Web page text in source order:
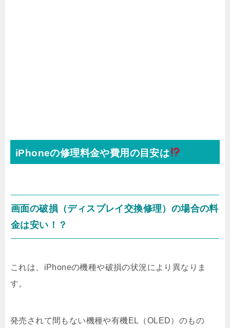
iPhoneの修理料金や費用の目安は
画面の破損（ディスプレイ交換修理）の場合の料
金は安い！？
これは、iPhoneの機種や破損の状況により異なりま
す。
発売されて間もない機種や有機EL（OLED）のもの